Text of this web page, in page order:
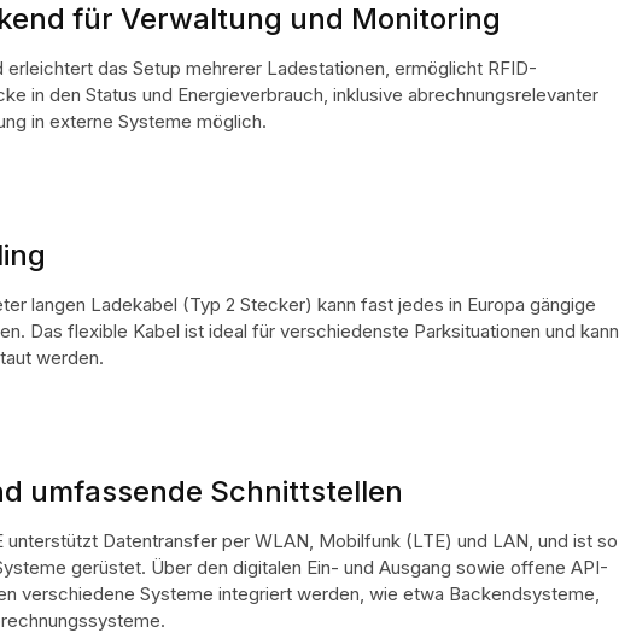
für Verwaltung und Monitoring
das Setup mehrerer Ladestationen, ermöglicht RFID-
in den Status und Energieverbrauch, inklusive abrechnungsrelevanter
in externe Systeme möglich.
langen Ladekabel (Typ 2 Stecker) kann fast jedes in Europa gängige
Das flexible Kabel ist ideal für verschiedenste Parksituationen und kann
werden.
umfassende Schnittstellen
unterstützt Datentransfer per WLAN, Mobilfunk (LTE) und LAN, und ist so
gerüstet. Über den digitalen Ein- und Ausgang sowie offene API-
verschiedene Systeme integriert werden, wie etwa Backendsysteme,